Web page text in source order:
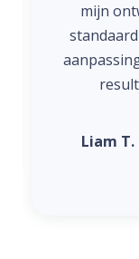
mijn
Liam T.